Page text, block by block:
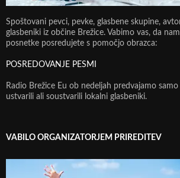
Spoštovani pevci, pevke, glasbene skupine,
glasbeniki iz občine Brežice. Vabimo vas, da
posnetke posredujete s pomočjo obrazca:
POSREDOVANJE PESMI
Radio Brežice Eu ob nedeljah predvajamo
ustvarili ali soustvarili lokalni glasbeniki.
VABILO ORGANIZATORJEM PRIREDITEV